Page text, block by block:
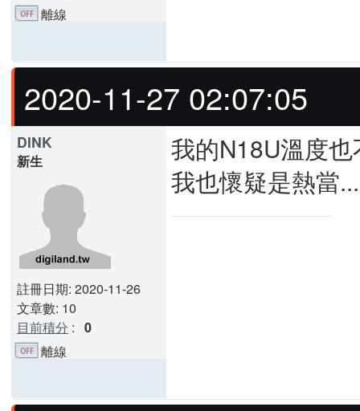
離線
2020-11-27 02:07:05
DINK
新生
註冊日期: 2020-11-26
文章數: 10
目前積分 : 0
我的N18U溫度
我也懷疑是熱當...
離線